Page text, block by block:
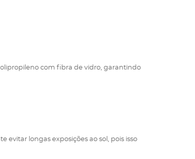
com fibra de vidro, garantindo
evitar longas exposições ao sol, pois isso